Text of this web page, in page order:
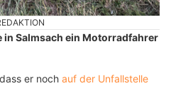
Salmsach ein Motorradfahrer
er noch auf der Unfallstelle